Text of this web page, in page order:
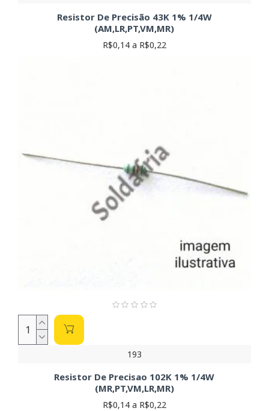
Resistor De Precisão 43K 1% 1/4W
(AM,LR,PT,VM,MR)
R$0,14 a R$0,22
193
Resistor De Precisao 102K 1% 1/4W
(MR,PT,VM,LR,MR)
R$0,14 a R$0,22